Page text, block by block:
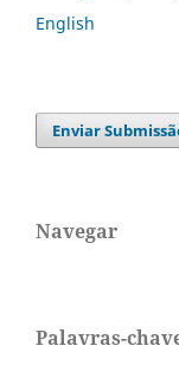
English
Enviar
Navegar
Palavras-